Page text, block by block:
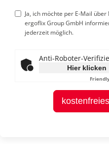
Ja, ich möchte per E-Mail
ergoflix Group GmbH
jederzeit möglich.
Anti-Roboter-
Hier klicken